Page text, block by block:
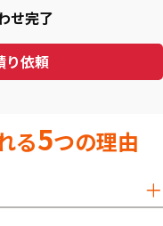
せ完了
り依頼
る5つの理由